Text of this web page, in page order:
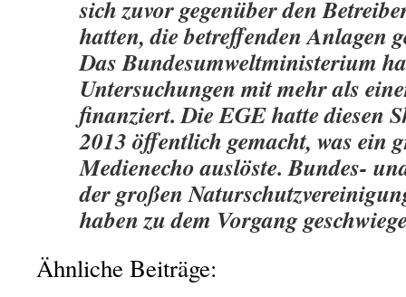
sich zuvor gegenüber den
hatten, die betreffenden Anlagen
Das Bundesumweltministerium
Untersuchungen mit mehr als
finanziert. Die EGE hatte diesen
2013 öffentlich gemacht, was ein
Medienecho auslöste. Bundes-
der großen
haben zu dem Vorgang
Ähnliche Beiträge: